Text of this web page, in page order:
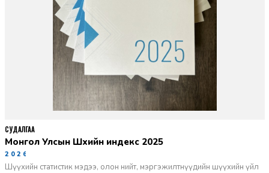
Монгол Улсын Шүүхийн индекс 2025
2026-06-11
Шүүхийн статистик мэдээ, олон нийт, мэргэжилтнүүдийн шүүхийн үйл
СУДАЛГАА